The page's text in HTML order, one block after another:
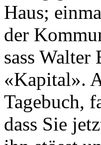
Haus;
der
sass
«Kapital».
Tagebuch,
dass Sie